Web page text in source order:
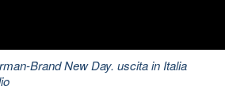
Brand New Day. uscita in Italia